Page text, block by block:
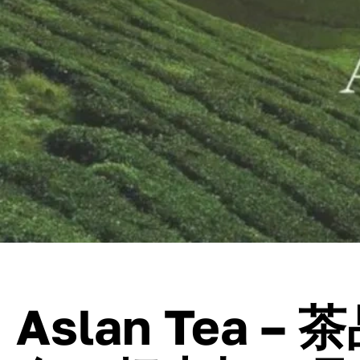
Aslan Tea – 茶